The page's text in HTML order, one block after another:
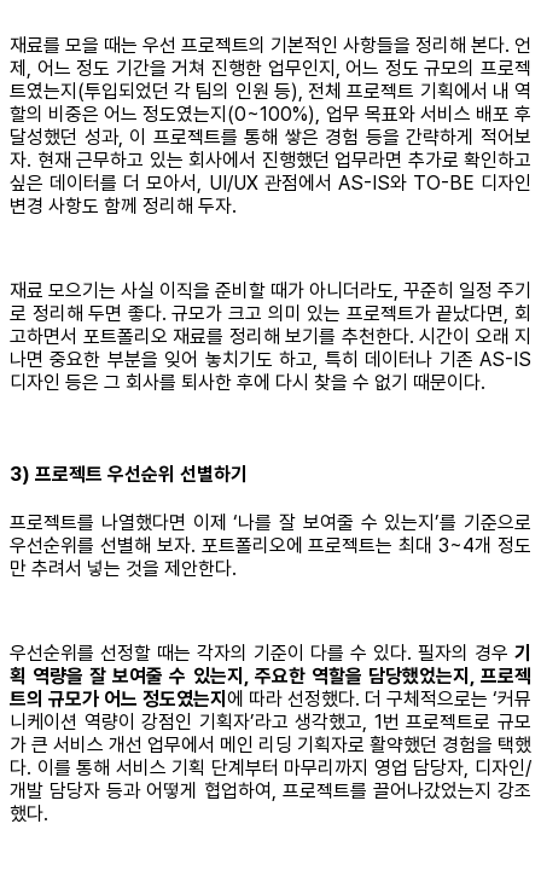
재료를 모을 때는 우선 프로젝트의 기본적인 사항들을 정리해 본다. 언
제, 어느 정도 기간을 거쳐 진행한 업무인지, 어느 정도 규모의 프로젝
트였는지(투입되었던 각 팀의 인원 등), 전체 프로젝트 기획에서 내 역
할의 비중은 어느 정도였는지(0~100%), 업무 목표와 서비스 배포 후
달성했던 성과, 이 프로젝트를 통해 쌓은 경험 등을 간략하게 적어보
자. 현재 근무하고 있는 회사에서 진행했던 업무라면 추가로 확인하고
싶은 데이터를 더 모아서, UI/UX 관점에서 AS-IS와 TO-BE 디자인
변경 사항도 함께 정리해 두자.
재료 모으기는 사실 이직을 준비할 때가 아니더라도, 꾸준히 일정 주기
로 정리해 두면 좋다. 규모가 크고 의미 있는 프로젝트가 끝났다면, 회
고하면서 포트폴리오 재료를 정리해 보기를 추천한다. 시간이 오래 지
나면 중요한 부분을 잊어 놓치기도 하고, 특히 데이터나 기존 AS-IS
디자인 등은 그 회사를 퇴사한 후에 다시 찾을 수 없기 때문이다.
3) 프로젝트 우선순위 선별하기
프로젝트를 나열했다면 이제 ‘나를 잘 보여줄 수 있는지’를 기준으로
우선순위를 선별해 보자. 포트폴리오에 프로젝트는 최대 3~4개 정도
만 추려서 넣는 것을 제안한다.
우선순위를 선정할 때는 각자의 기준이 다를 수 있다. 필자의 경우 기
획 역량을 잘 보여줄 수 있는지, 주요한 역할을 담당했었는지, 프로젝
트의 규모가 어느 정도였는지 에 따라 선정했다. 더 구체적으로는 ‘커뮤
니케이션 역량이 강점인 기획자’라고 생각했고, 1번 프로젝트로 규모
가 큰 서비스 개선 업무에서 메인 리딩 기획자로 활약했던 경험을 택했
다. 이를 통해 서비스 기획 단계부터 마무리까지 영업 담당자, 디자인/
개발 담당자 등과 어떻게 협업하여, 프로젝트를 끌어나갔었는지 강조
했다.